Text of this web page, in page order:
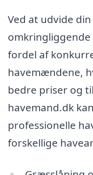
Ved at udvide
fordel af
havemændene,
bedre priser og
havemand.dk
professionelle
forskellige